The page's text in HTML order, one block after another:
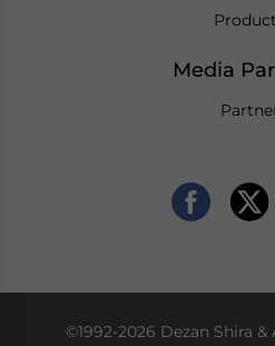
Media
©1992-2026 Dezan Shira